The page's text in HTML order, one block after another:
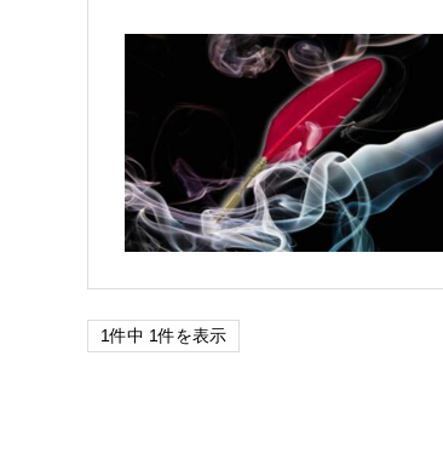
1件中 1件を表示